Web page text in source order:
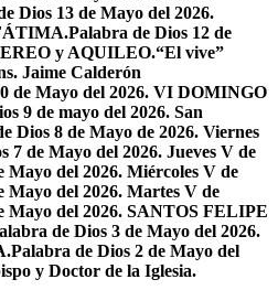
Dios 13 de Mayo del 2026.
Palabra de Dios 12 de
y AQUILEO.“El vive”
Jaime Calderón
de Mayo del 2026. VI DOMINGO
9 de mayo del 2026. San
Dios 8 de Mayo de 2026. Viernes
7 de Mayo del 2026. Jueves V de
Mayo del 2026. Miércoles V de
Mayo del 2026. Martes V de
Mayo del 2026. SANTOS FELIPE
de Dios 3 de Mayo del 2026.
Palabra de Dios 2 de Mayo del
y Doctor de la Iglesia.